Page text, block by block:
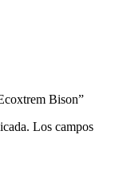
Bison”
Los campos